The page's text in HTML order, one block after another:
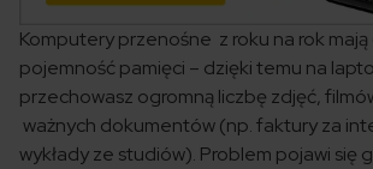
Komputery przenośne z roku na rok mają
pojemność pamięci – dzięki temu na
przechowasz ogromną liczbę zdjęć,
ważnych dokumentów (np. faktury za
wykłady ze studiów). Problem pojawi się